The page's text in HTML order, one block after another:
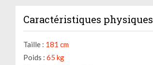
Caractéristiques physiques
Taille : 181 cm
Poids : 65 kg